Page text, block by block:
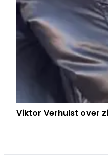
Viktor Verhulst over